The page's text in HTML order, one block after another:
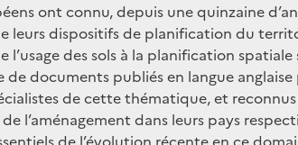
ont connu, depuis une quinzaine
leurs dispositifs de planification du
l’usage des sols à la planification
de documents publiés en langue
de cette thématique, et
l’aménagement dans leurs pays